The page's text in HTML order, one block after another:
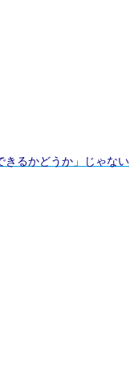
きるかどうか」じゃない